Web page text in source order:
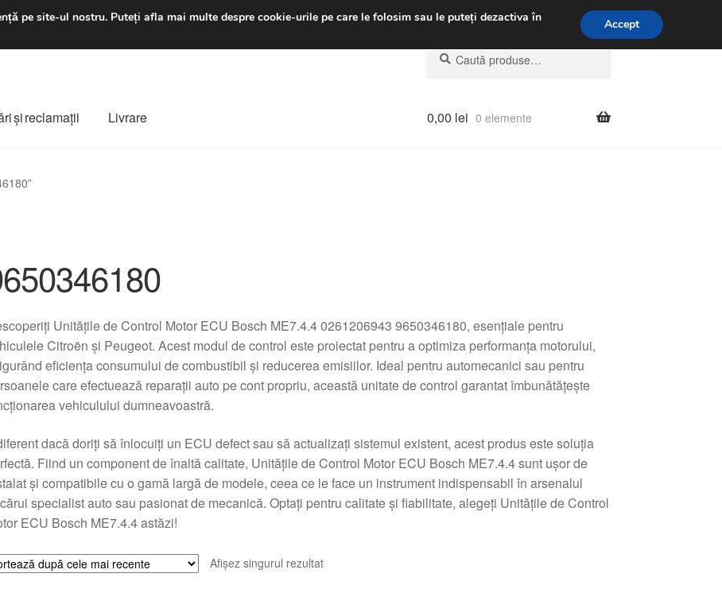
luni-vineri 9 a.m. - 4 p.m.031 229 6816
Caută
după:
Caută
şi reclamații Livrare 0,00 lei 0 elemente
Unitățile de Control Motor ECU Bosch ME7.4.4 0261206943 9650346180, esențiale pentru
Citroën și Peugeot. Acest modul de control este proiectat pentru a optimiza performanța motorului,
eficiența consumului de combustibil și reducerea emisiilor. Ideal pentru automecanici sau pentru
care efectuează reparații auto pe cont propriu, această unitate de control garantat îmbunătățește
vehiculului dumneavoastră.
dacă doriți să înlocuiți un ECU defect sau să actualizați sistemul existent, acest produs este soluția
Fiind un component de înaltă calitate, Unitățile de Control Motor ECU Bosch ME7.4.4 sunt ușor de
și compatibile cu o gamă largă de modele, ceea ce le face un instrument indispensabil în arsenalul
specialist auto sau pasionat de mecanică. Optați pentru calitate și fiabilitate, alegeți Unitățile de Control
ECU Bosch ME7.4.4 astăzi!
Afișez singurul rezultat
pe site-ul nostru. Puteți afla mai multe despre cookie-urile pe care le folosim sau le puteți dezactiva în
Accept